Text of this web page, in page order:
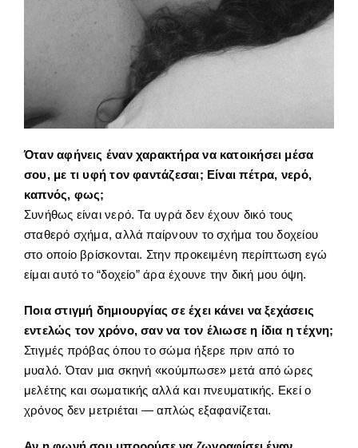
Όταν αφήνεις έναν χαρακτήρα να κατοικήσει μέσα
σου, με τι υφή τον φαντάζεσαι; Είναι πέτρα, νερό,
καπνός, φως;
Συνήθως είναι νερό. Τα υγρά δεν έχουν δικό τους
σταθερό σχήμα, αλλά παίρνουν το σχήμα του δοχείου
στο οποίο βρίσκονται. Στην προκειμένη περίπτωση εγώ
είμαι αυτό το “δοχείο” άρα έχουνε την δική μου όψη.
Ποια στιγμή δημιουργίας σε έχει κάνει να ξεχάσεις
εντελώς τον χρόνο, σαν να τον έλιωσε η ίδια η τέχνη;
Στιγμές πρόβας όπου το σώμα ήξερε πριν από το
μυαλό. Όταν μια σκηνή «κούμπωσε» μετά από ώρες
μελέτης και σωματικής αλλά και πνευματικής. Εκεί ο
χρόνος δεν μετριέται — απλώς εξαφανίζεται.